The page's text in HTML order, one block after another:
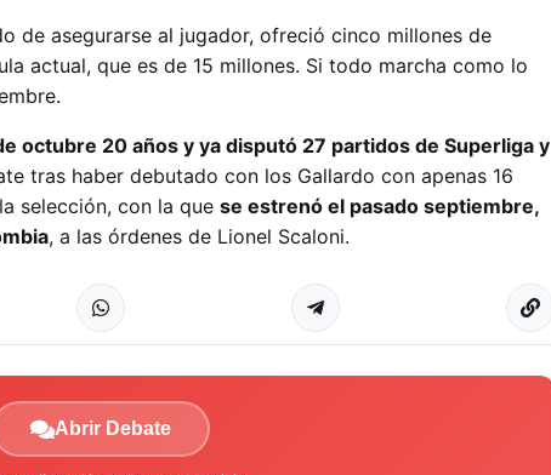
de asegurarse al jugador, ofreció cinco millones de
actual, que es de 15 millones. Si todo marcha como lo
octubre 20 años y ya disputó 27 partidos de Superliga y
tras haber debutado con los Gallardo con apenas 16
selección, con la que se estrenó el pasado septiembre,
, a las órdenes de Lionel Scaloni.
Abrir Debate